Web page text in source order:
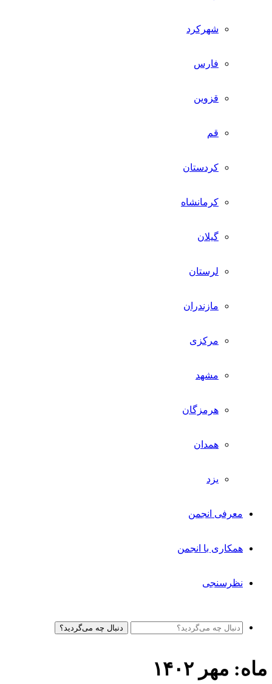
شهرکرد
فارس
قزوین
قم
کردستان
کرمانشاه
گیلان
لرستان
مازندران
مرکزی
مشهد
هرمزگان
همدان
یزد
معرفی انجمن
همکاری با انجمن
نظرسنجی
دنبال چه می‌گردید؟
ماه: مهر ۱۴۰۲